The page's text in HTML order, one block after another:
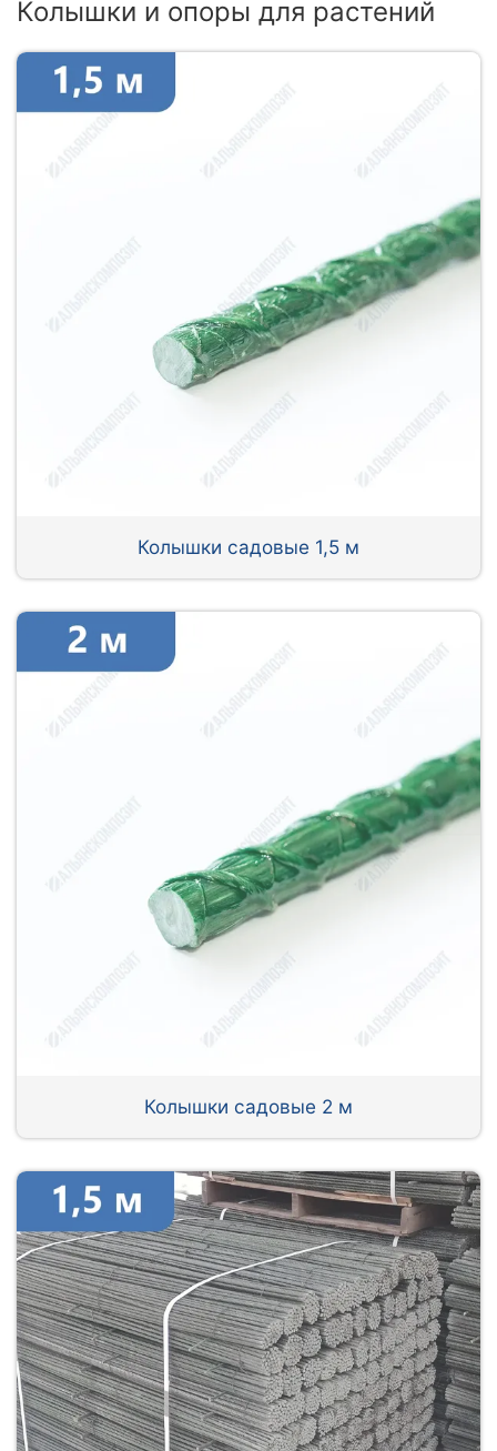
Колышки и опоры для растений
Колышки садовые 1,5 м
Колышки садовые 2 м